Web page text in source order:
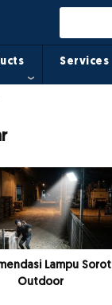
Services
Lampu Sorot
Outdoor